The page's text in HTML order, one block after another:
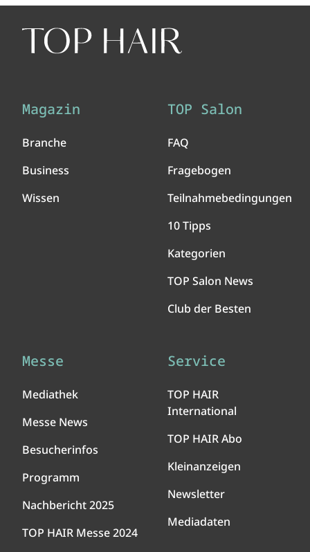
Magazin
Branche
Business
Wissen
TOP Salon
FAQ
Fragebogen
Teilnahmebedingungen
10 Tipps
Kategorien
TOP Salon News
Club der Besten
Messe
Mediathek
Messe News
Besucherinfos
Programm
Nachbericht 2025
TOP HAIR Messe 2024
Service
TOP HAIR
International
TOP HAIR Abo
Kleinanzeigen
Newsletter
Mediadaten